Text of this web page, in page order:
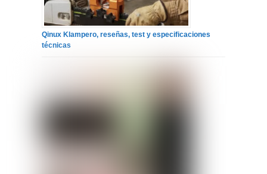
Qinux Klampero, reseñas, test y especificaciones
técnicas